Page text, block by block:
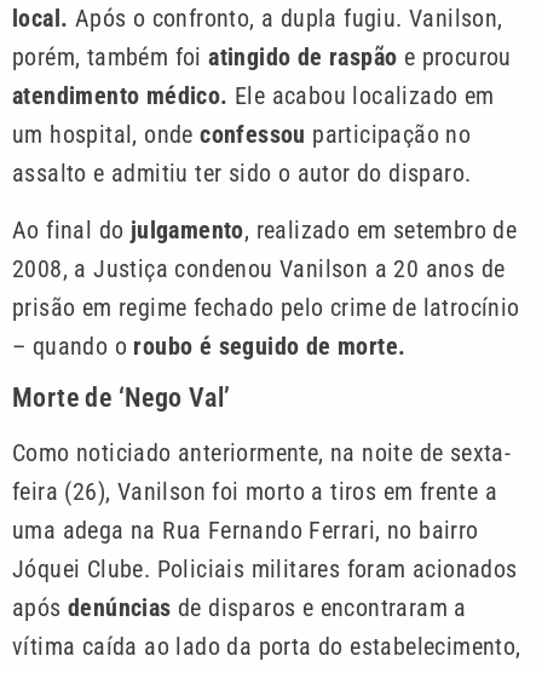
local. Após o confronto, a dupla fugiu. Vanilson,
porém, também foiatingido de raspão e procurou
atendimento médico. Ele acabou localizado em
um hospital, ondeconfessou participação no
assalto e admitiu ter sido o autor do disparo.
Ao final do julgamento, realizado em setembro de
2008, a Justiça condenou Vanilson a 20 anos de
prisão em regime fechado pelo crime de latrocínio
– quando o roubo é seguido de morte.
Morte de ‘Nego Val’
Como noticiado anteriormente, na noite de sexta-
feira (26), Vanilson foi morto a tiros em frente a
uma adega na Rua Fernando Ferrari, no bairro
Jóquei Clube. Policiais militares foram acionados
após denúncias de disparos e encontraram a
vítima caída ao lado da porta do estabelecimento,